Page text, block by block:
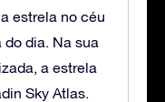
estrela no céu
dia. Na sua
a estrela
Sky Atlas.